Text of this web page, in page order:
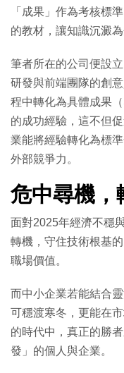
「成果」作為考核標
的教材，讓知識沉澱為
筆者所在的公司便設
研發與前端團隊的創
程中轉化為具體成果
的成功經驗，這不但
業能將經驗轉化為標
外部競爭力。
危中尋機，
面對2025年經濟不穩
轉機，守住技術根基
職場價值。
而中小企業若能結合
可穩渡寒冬，更能在
的時代中，真正的勝
發」的個人與企業。